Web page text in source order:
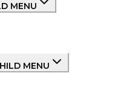
MENU
MENU